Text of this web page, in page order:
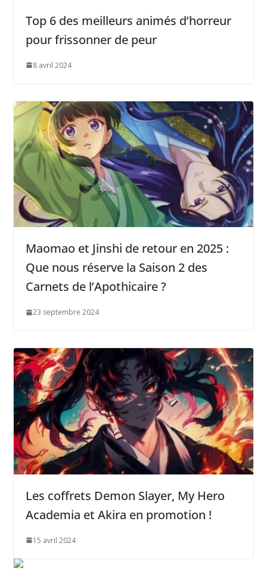
Top 6 des meilleurs animés d’horreur
pour frissonner de peur
8 avril 2024
Maomao et Jinshi de retour en 2025 :
Que nous réserve la Saison 2 des
Carnets de l’Apothicaire ?
23 septembre 2024
Les coffrets Demon Slayer, My Hero
Academia et Akira en promotion !
15 avril 2024